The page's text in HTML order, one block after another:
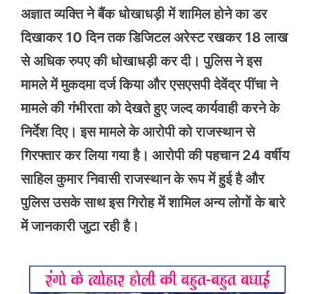
अज्ञात व्यक्ति ने बैंक धोखाधड़ी में शामिल होने का डर
दिखाकर 10 दिन तक डिजिटल अरेस्ट रखकर 18 लाख
से अधिक रुपए की धोखाधड़ी कर दी। पुलिस ने इस
मामले में मुकदमा दर्ज किया और एसएसपी देवेंद्र पींचा ने
मामले की गंभीरता को देखते हुए जल्द कार्यवाही करने के
निर्देश दिए। इस मामले के आरोपी को राजस्थान से
गिरफ्तार कर लिया गया है। आरोपी की पहचान 24 वर्षीय
साहिल कुमार निवासी राजस्थान के रूप में हुई है और
पुलिस उसके साथ इस गिरोह में शामिल अन्य लोगों के बारे
में जानकारी जुटा रही है।